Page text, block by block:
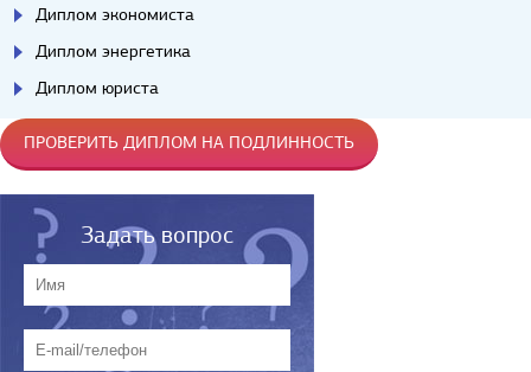
Диплом экономиста
Диплом энергетика
Диплом юриста
ПРОВЕРИТЬ ДИПЛОМ НА ПОДЛИННОСТЬ
Задать вопрос